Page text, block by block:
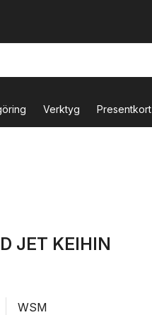
Verktyg Presentkort
JET KEIHIN
WSM